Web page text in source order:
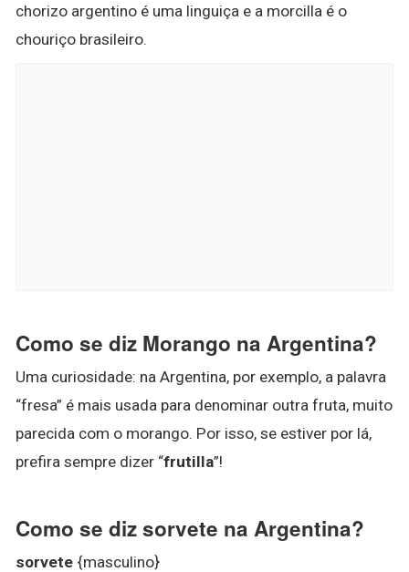
chorizo argentino é uma linguiça e a morcilla é o
chouriço brasileiro.
Como se diz Morango na Argentina?
Uma curiosidade: na Argentina, por exemplo, a palavra
“fresa” é mais usada para denominar outra fruta, muito
parecida com o morango. Por isso, se estiver por lá,
prefira sempre dizer “frutilla”!
Como se diz sorvete na Argentina?
sorvete {masculino}